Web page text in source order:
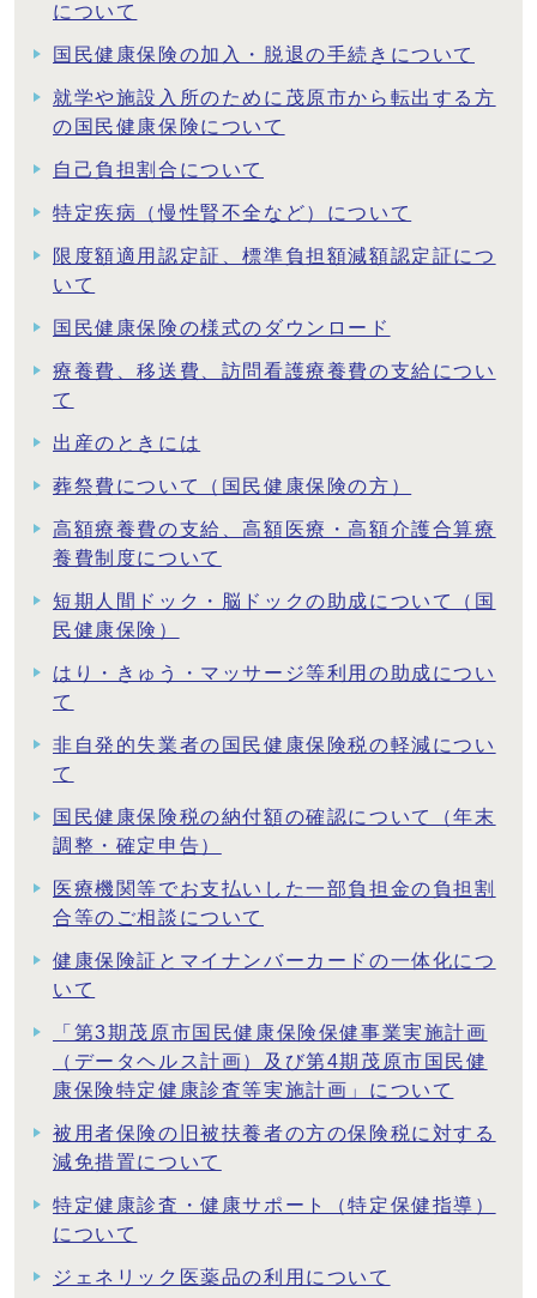
について
国民健康保険の加入・脱退の手続きについて
就学や施設入所のために茂原市から転出する方
の国民健康保険について
自己負担割合について
特定疾病（慢性腎不全など）について
限度額適用認定証、標準負担額減額認定証につ
いて
国民健康保険の様式のダウンロード
療養費、移送費、訪問看護療養費の支給につい
て
出産のときには
葬祭費について（国民健康保険の方）
高額療養費の支給、高額医療・高額介護合算療
養費制度について
短期人間ドック・脳ドックの助成について（国
民健康保険）
はり・きゅう・マッサージ等利用の助成につい
て
非自発的失業者の国民健康保険税の軽減につい
て
国民健康保険税の納付額の確認について（年末
調整・確定申告）
医療機関等でお支払いした一部負担金の負担割
合等のご相談について
健康保険証とマイナンバーカードの一体化につ
いて
「第3期茂原市国民健康保険保健事業実施計画
（データヘルス計画）及び第4期茂原市国民健
康保険特定健康診査等実施計画」について
被用者保険の旧被扶養者の方の保険税に対する
減免措置について
特定健康診査・健康サポート（特定保健指導）
について
ジェネリック医薬品の利用について